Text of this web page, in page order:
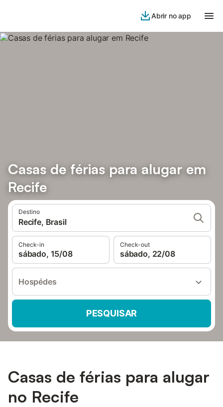
Abrir no app
Casas de férias para alugar em
Recife
Destino
Recife, Brasil
Check-in
sábado, 15/08
Check-out
sábado, 22/08
Hospédes
PESQUISAR
Casas de férias para alugar
no Recife